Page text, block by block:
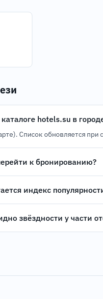
hotels.su в
Список обновляется при
к бронированию?
индекс
звёздности у части